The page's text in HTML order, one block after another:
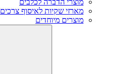
מוצרי הדברה לכלבים
מארזי שקיות לאיסוף צרכים
מוצרים מיוחדים